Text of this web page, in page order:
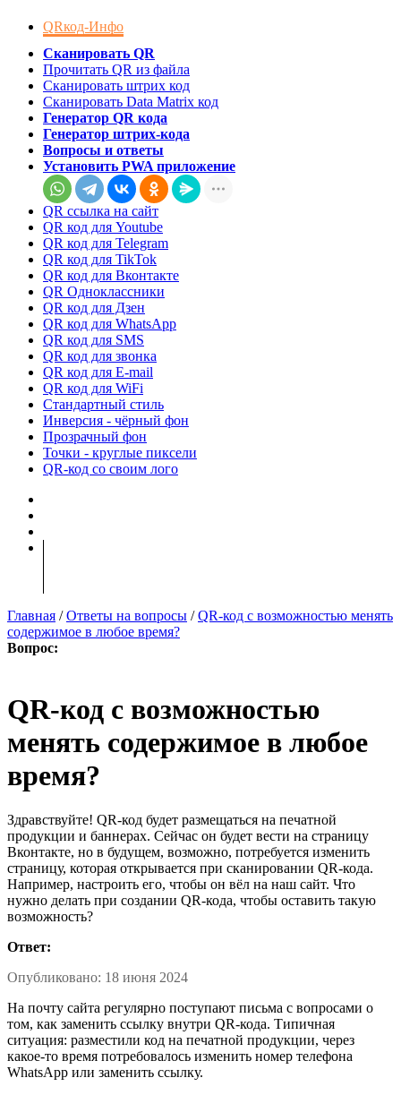
QRкод-Инфо
Сканировать QR
Прочитать QR из файла
Сканировать штрих код
Сканировать Data Matrix код
Генератор QR кода
Генератор штрих-кода
Вопросы и ответы
Установить PWA приложение
QR ссылка на сайт
QR код для Youtube
QR код для Telegram
QR код для TikTok
QR код для Вконтакте
QR Одноклассники
QR код для Дзен
QR код для WhatsApp
QR код для SMS
QR код для звонка
QR код для E-mail
QR код для WiFi
Стандартный стиль
Инверсия - чёрный фон
Прозрачный фон
Точки - круглые пиксели
QR-код со своим лого
Главная /Ответы на вопросы /QR-код с возможностью менять
содержимое в любое время?
Вопрос:
QR-код с возможностью
менять содержимое в любое
время?
Здравствуйте! QR-код будет размещаться на печатной
продукции и баннерах. Сейчас он будет вести на страницу
Вконтакте, но в будущем, возможно, потребуется изменить
страницу, которая открывается при сканировании QR-кода.
Например, настроить его, чтобы он вёл на наш сайт. Что
нужно делать при создании QR-кода, чтобы оставить такую
возможность?
Ответ:
Опубликовано: 18 июня 2024
На почту сайта регулярно поступают письма с вопросами о
том, как заменить ссылку внутри QR-кода. Типичная
ситуация: разместили код на печатной продукции, через
какое-то время потребовалось изменить номер телефона
WhatsApp или заменить ссылку.